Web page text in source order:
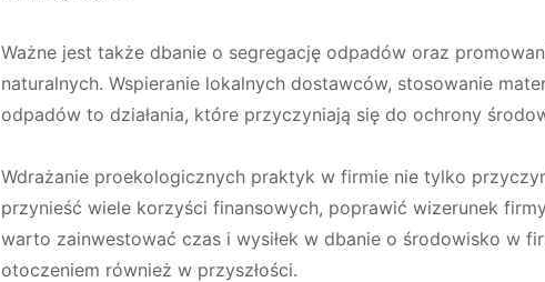
Ważne jest także dbanie o segregację odpadów oraz
naturalnych. Wspieranie lokalnych dostawców, stosowanie
odpadów to działania, które przyczyniają się do ochrony
Wdrażanie proekologicznych praktyk w firmie nie tylko
przynieść wiele korzyści finansowych, poprawić wizerunek
warto zainwestować czas i wysiłek w dbanie o środowisko w
otoczeniem również w przyszłości.